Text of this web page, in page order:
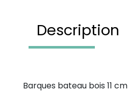
Description
Barques bateau bois 11 cm